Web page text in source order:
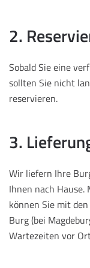
2.
Sobald Sie eine
sollten Sie nicht
reservieren.
3.
Wir liefern Ihre
Ihnen nach Hause.
können Sie mit
Burg (bei
Wartezeiten vor